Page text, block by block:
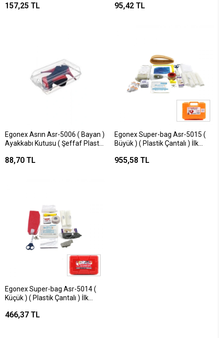
157,25 TL 95,42 TL
Egonex Asrın Asr-5006 ( Bayan )
Ayakkabı Kutusu ( Şeffaf Plastik
88,70 TL
Egonex Super-bag Asr-5015 (
Büyük ) ( Plastik Çantalı ) İlk
955,58 TL
Egonex Super-bag Asr-5014 (
Küçük ) ( Plastik Çantalı ) İlk
466,37 TL